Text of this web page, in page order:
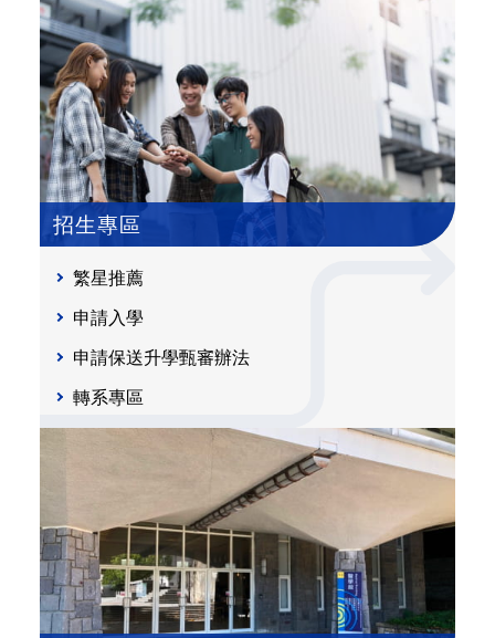
招生專區
繁星推薦
申請入學
申請保送升學甄審辦法
轉系專區